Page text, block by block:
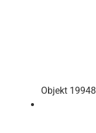
Objekt 19948